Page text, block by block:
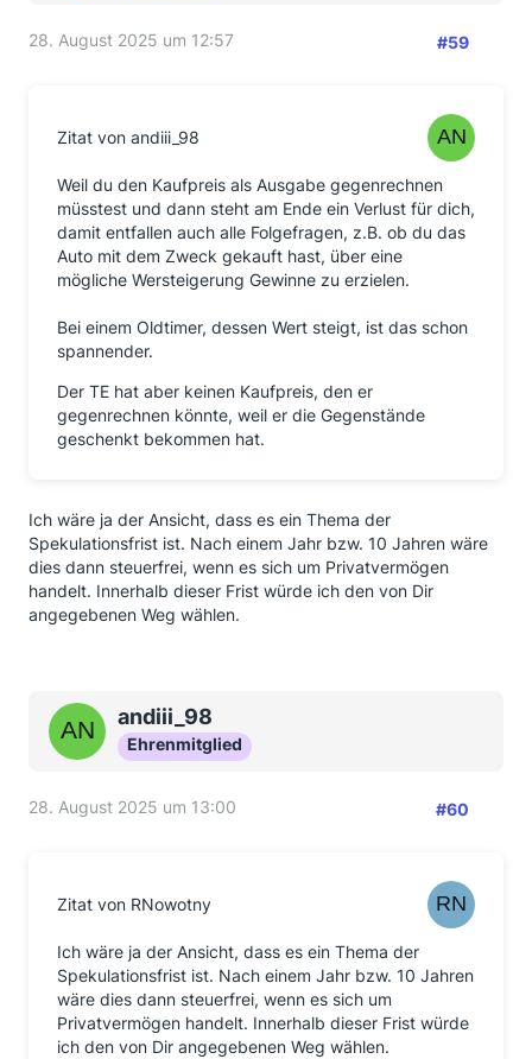
2 Teile, was zu niedrigerer Steuer führt.
28. August 2025 um 12:57 #59
Zitat von andiii_98
Weil du den Kaufpreis als Ausgabe gegenrechnen
müsstest und dann steht am Ende ein Verlust für dich,
damit entfallen auch alle Folgefragen, z.B. ob du das
Auto mit dem Zweck gekauft hast, über eine
mögliche Wersteigerung Gewinne zu erzielen.
Bei einem Oldtimer, dessen Wert steigt, ist das schon
spannender.
Der TE hat aber keinen Kaufpreis, den er
gegenrechnen könnte, weil er die Gegenstände
geschenkt bekommen hat.
Ich wäre ja der Ansicht, dass es ein Thema der
Spekulationsfrist ist. Nach einem Jahr bzw. 10 Jahren wäre
dies dann steuerfrei, wenn es sich um Privatvermögen
handelt. Innerhalb dieser Frist würde ich den von Dir
angegebenen Weg wählen.
andiii_98
Ehrenmitglied
28. August 2025 um 13:00 #60
Zitat von RNowotny
Ich wäre ja der Ansicht, dass es ein Thema der
Spekulationsfrist ist. Nach einem Jahr bzw. 10 Jahren
wäre dies dann steuerfrei, wenn es sich um
Privatvermögen handelt. Innerhalb dieser Frist würde
ich den von Dir angegebenen Weg wählen.